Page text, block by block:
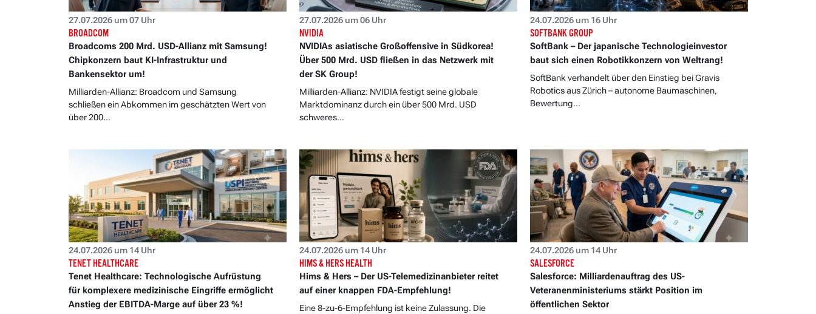
27.07.2026 um 07 Uhr
BROADCOM
Broadcoms 200 Mrd. USD-Allianz mit Samsung!
Chipkonzern baut KI-Infrastruktur und
Bankensektor um!
Milliarden-Allianz: Broadcom und Samsung
schließen ein Abkommen im geschätzten Wert von
über 200...
27.07.2026 um 06 Uhr
NVIDIA
NVIDIAs asiatische Großoffensive in Südkorea!
Über 500 Mrd. USD fließen in das Netzwerk mit
der SK Group!
Milliarden-Allianz: NVIDIA festigt seine globale
Marktdominanz durch ein über 500 Mrd. USD
schweres...
24.07.2026 um 16 Uhr
SOFTBANK GROUP
SoftBank – Der japanische Technologieinvestor
baut sich einen Robotikkonzern von Weltrang!
SoftBank verhandelt über den Einstieg bei Gravis
Robotics aus Zürich – autonome Baumaschinen,
Bewertung...
24.07.2026 um 14 Uhr
TENET HEALTHCARE
Tenet Healthcare: Technologische Aufrüstung
für komplexere medizinische Eingriffe ermöglicht
Anstieg der EBITDA-Marge auf über 23 %!
24.07.2026 um 14 Uhr
HIMS & HERS HEALTH
Hims & Hers – Der US-Telemedizinanbieter reitet
auf einer knappen FDA-Empfehlung!
Eine 8-zu-6-Empfehlung ist keine Zulassung. Die
24.07.2026 um 14 Uhr
SALESFORCE
Salesforce: Milliardenauftrag des US-
Veteranenministeriums stärkt Position im
öffentlichen Sektor